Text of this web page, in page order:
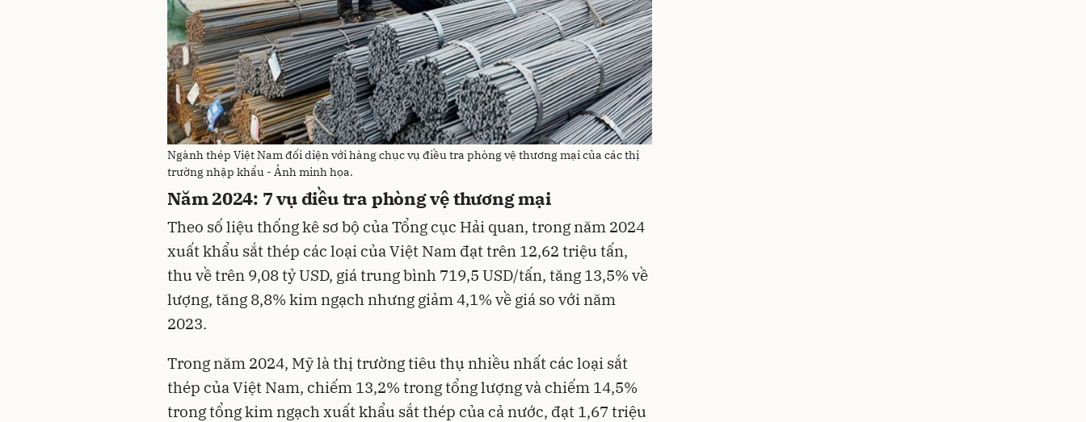
Ngành thép Việt Nam đối diện với hàng chục vụ điều tra phòng vệ thương mại của các thị
trường nhập khẩu - Ảnh minh họa.
Năm 2024: 7 vụ điều tra phòng vệ thương mại
Theo số liệu thống kê sơ bộ của Tổng cục Hải quan, trong năm 2024
xuất khẩu sắt thép các loại của Việt Nam đạt trên 12,62 triệu tấn,
thu về trên 9,08 tỷ USD, giá trung bình 719,5 USD/tấn, tăng 13,5% về
lượng, tăng 8,8% kim ngạch nhưng giảm 4,1% về giá so với năm
2023.
Trong năm 2024, Mỹ là thị trường tiêu thụ nhiều nhất các loại sắt
thép của Việt Nam, chiếm 13,2% trong tổng lượng và chiếm 14,5%
trong tổng kim ngạch xuất khẩu sắt thép của cả nước, đạt 1,67 triệu